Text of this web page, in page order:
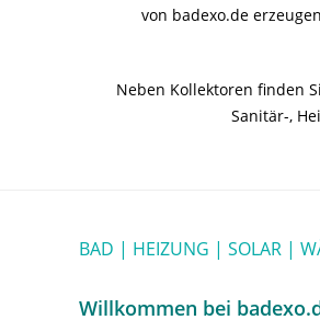
von badexo.de
Neben Kollektoren finden
Sanitär-,
BAD | HEIZUNG | SOLAR |
Willkommen bei